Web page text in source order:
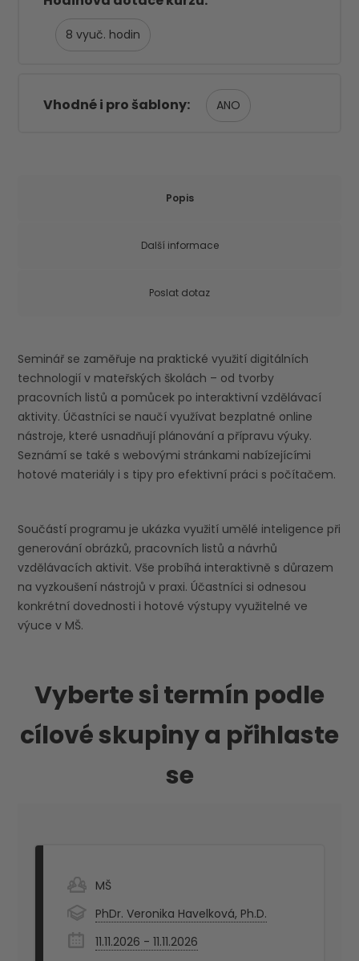
8
Vhodné i pro šablony ANO
Popis
Další informace
Poslat dotaz
Seminář se zaměřuje na praktické využití digitálních
technologií v mateřských školách – od tvorby
pracovních listů a pomůcek po interaktivní vzdělávací
aktivity. Účastníci se naučí využívat bezplatné online
nástroje, které usnadňují plánování a přípravu výuky.
Seznámí se také s webovými stránkami nabízejícími
hotové materiály i s tipy pro efektivní práci s počítačem.
Součástí programu je ukázka využití umělé inteligence při
generování obrázků, pracovních listů a návrhů
vzdělávacích aktivit. Vše probíhá interaktivně s důrazem
na vyzkoušení nástrojů v praxi. Účastníci si odnesou
konkrétní dovednosti i hotové výstupy využitelné ve
výuce v MŠ.
Vyberte si termín podle
cílové skupiny a přihlaste
se
MŠ
PhDr. Veronika Havelková, Ph.D.
11.11.2026 - 11.11.2026